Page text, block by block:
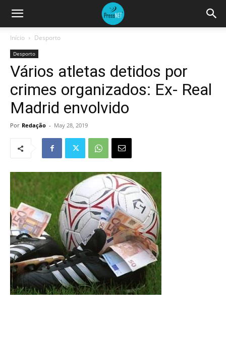
Início Desporto
Desporto
Vários atletas detidos por
crimes organizados: Ex- Real
Madrid envolvido
Por Redação - May 28, 2019